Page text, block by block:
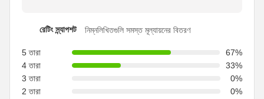
রেটিং স্ন্যাপশট নিম্নলিখিতগুলি সমস্ত মূল্যায়নের বিতরণ
5 তারা
67%
4 তারা
33%
3 তারা
0%
2 তারা
0%